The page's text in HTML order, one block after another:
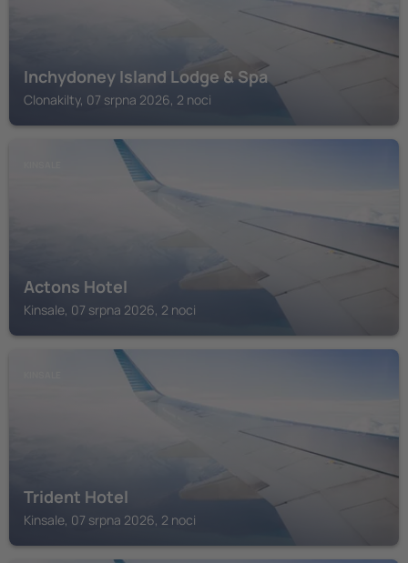
Inchydoney Island Lodge & Spa
Clonakilty, 07 srpna 2026, 2 noci
Actons Hotel
Kinsale, 07 srpna 2026, 2 noci
Trident Hotel
Kinsale, 07 srpna 2026, 2 noci